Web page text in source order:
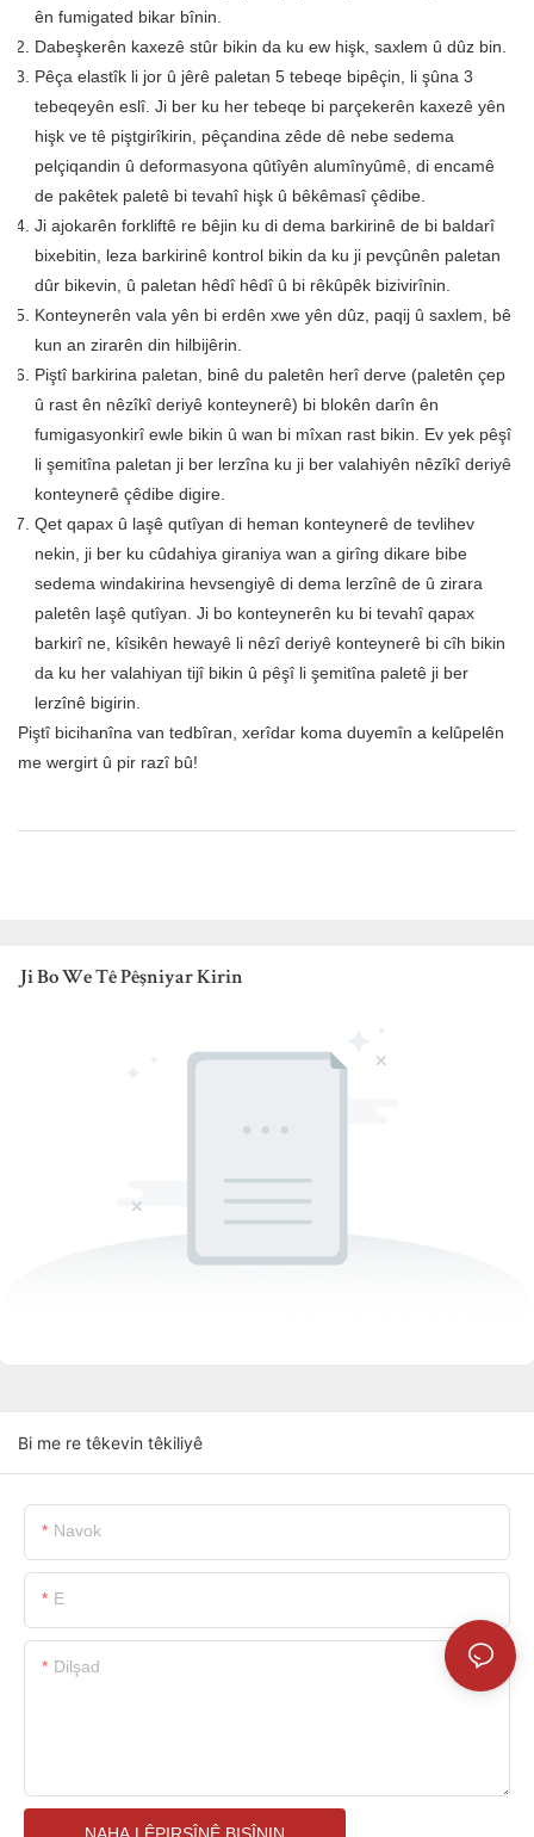
ên fumigated bikar bînin.
Dabeşkerên kaxezê stûr bikin da ku ew hişk, saxlem û dûz bin.
Pêça elastîk li jor û jêrê paletan 5 tebeqe bipêçin, li şûna 3
tebeqeyên eslî. Ji ber ku her tebeqe bi parçekerên kaxezê yên
hişk ve tê piştgirîkirin, pêçandina zêde dê nebe sedema
pelçiqandin û deformasyona qûtîyên alumînyûmê, di encamê
de pakêtek paletê bi tevahî hişk û bêkêmasî çêdibe.
Ji ajokarên forkliftê re bêjin ku di dema barkirinê de bi baldarî
bixebitin, leza barkirinê kontrol bikin da ku ji pevçûnên paletan
dûr bikevin, û paletan hêdî hêdî û bi rêkûpêk bizivirînin.
Konteynerên vala yên bi erdên xwe yên dûz, paqij û saxlem, bê
kun an zirarên din hilbijêrin.
Piştî barkirina paletan, binê du paletên herî derve (paletên çep
û rast ên nêzîkî deriyê konteynerê) bi blokên darîn ên
fumigasyonkirî ewle bikin û wan bi mîxan rast bikin. Ev yek pêşî
li şemitîna paletan ji ber lerzîna ku ji ber valahiyên nêzîkî deriyê
konteynerê çêdibe digire.
Qet qapax û laşê qutîyan di heman konteynerê de tevlihev
nekin, ji ber ku cûdahiya giraniya wan a girîng dikare bibe
sedema windakirina hevsengiyê di dema lerzînê de û zirara
paletên laşê qutîyan. Ji bo konteynerên ku bi tevahî qapax
barkirî ne, kîsikên hewayê li nêzî deriyê konteynerê bi cîh bikin
da ku her valahiyan tijî bikin û pêşî li şemitîna paletê ji ber
lerzînê bigirin.
Piştî bicihanîna van tedbîran, xerîdar koma duyemîn a kelûpelên
me wergirt û pir razî bû!
Ji Bo We Tê Pêşniyar Kirin
Bi me re têkevin têkiliyê
Navok
E
Dilşad